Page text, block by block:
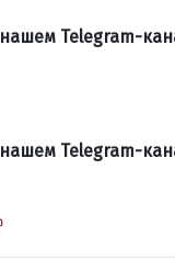
Telegram-
Telegram-